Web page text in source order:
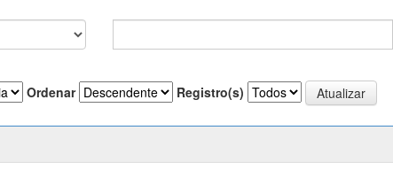
Ordenar Registro(s)